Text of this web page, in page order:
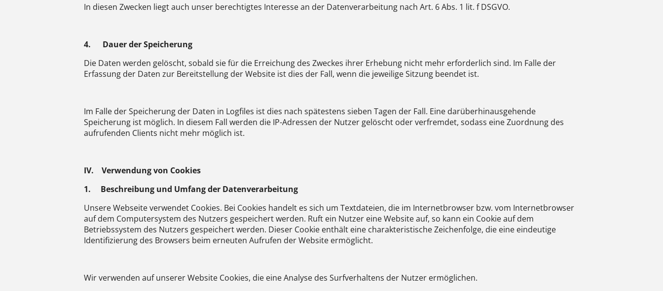
In diesen Zwecken liegt auch unser berechtigtes Interesse an der Datenverarbeitung nach Art. 6 Abs. 1 lit. f DSGVO.
4. Dauer der Speicherung
Die Daten werden gelöscht, sobald sie für die Erreichung des Zweckes ihrer Erhebung nicht mehr erforderlich sind. Im Falle der
Erfassung der Daten zur Bereitstellung der Website ist dies der Fall, wenn die jeweilige Sitzung beendet ist.
Im Falle der Speicherung der Daten in Logfiles ist dies nach spätestens sieben Tagen der Fall. Eine darüberhinausgehende
Speicherung ist möglich. In diesem Fall werden die IP-Adressen der Nutzer gelöscht oder verfremdet, sodass eine Zuordnung des
aufrufenden Clients nicht mehr möglich ist.
IV. Verwendung von Cookies
1.
Beschreibung und Umfang der Datenverarbeitung
Unsere Webseite verwendet Cookies. Bei Cookies handelt es sich um Textdateien, die im Internetbrowser bzw. vom Internetbrowser
auf dem Computersystem des Nutzers gespeichert werden. Ruft ein Nutzer eine Website auf, so kann ein Cookie auf dem
Betriebssystem des Nutzers gespeichert werden. Dieser Cookie enthält eine charakteristische Zeichenfolge, die eine eindeutige
Identifizierung des Browsers beim erneuten Aufrufen der Website ermöglicht.
Wir verwenden auf unserer Website Cookies, die eine Analyse des Surfverhaltens der Nutzer ermöglichen.